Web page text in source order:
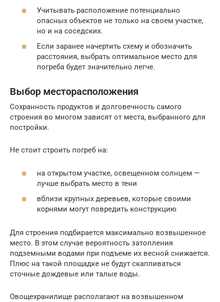
Учитывать расположение потенциально
опасных объектов не только на своем участке,
но и на соседских.
Если заранее начертить схему и обозначить
расстояния, выбрать оптимальное место для
погреба будет значительно легче.
Выбор месторасположения
Сохранность продуктов и долговечность самого
строения во многом зависят от места, выбранного для
постройки.
Не стоит строить погреб на:
на открытом участке, освещенном солнцем —
лучше выбрать место в тени
вблизи крупных деревьев, которые своими
корнями могут повредить конструкцию
Для строения подбирается максимально возвышенное
место. В этом случае вероятность затопления
подземными водами при подъеме их весной снижается.
Плюс на такой площадке не будут скапливаться
сточные дождевые или талые воды.
Овощехранилище располагают на возвышенном